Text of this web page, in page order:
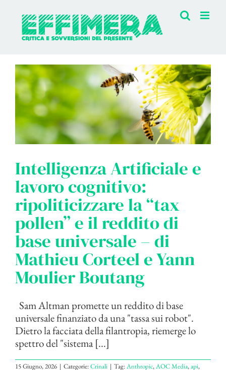
contenuto
Intelligenza Artificiale e
lavoro cognitivo:
ripoliticizzare la “tax
pollen” e il reddito di
base universale – di
Mathieu Corteel e Yann
Moulier Boutang
Sam Altman promette un reddito di base
universale finanziato da una "tassa sui robot".
Dietro la facciata della filantropia, riemerge lo
spettro del "sistema [...]
15 Giugno, 2026 | Categorie:Crinali | Tag:Anthropic,AOC Media,api,